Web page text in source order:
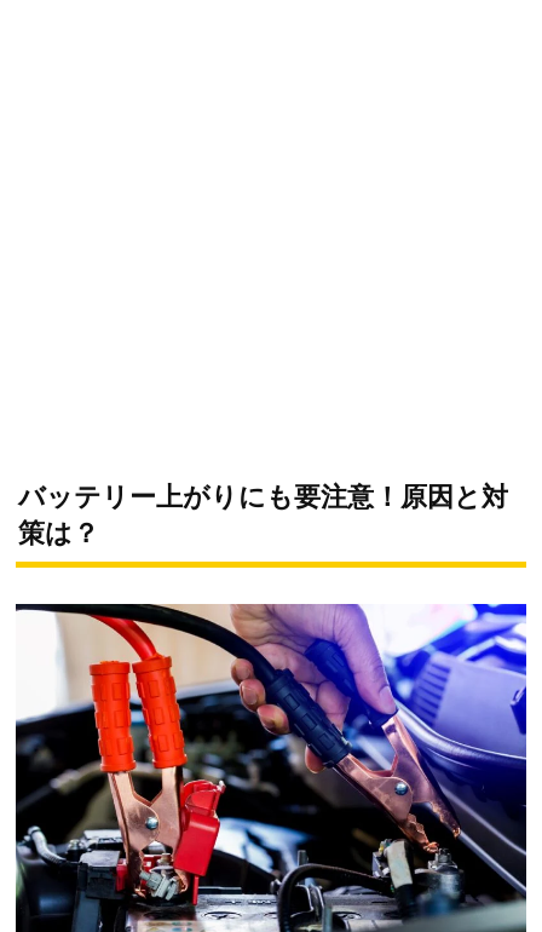
バッテリー上がりにも要注意！原因と対
策は？